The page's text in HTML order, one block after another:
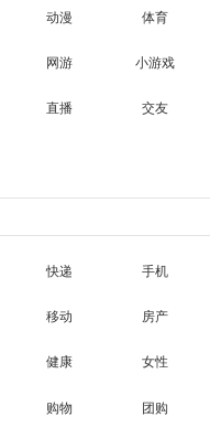
动漫 体育
网游 小游戏
直播 交友
快递 手机
移动 房产
健康 女性
购物 团购